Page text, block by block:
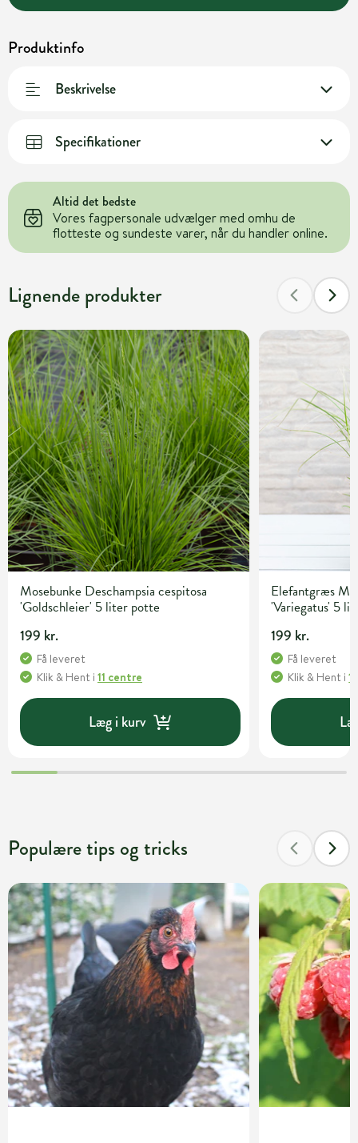
Produktinfo
Beskrivelse
Specifikationer
Altid det bedste
Vores fagpersonale udvælger med omhu de
flotteste og sundeste varer, når du handler online.
Lignende produkter
Mosebunke Deschampsia cespitosa
'Goldschleier' 5 liter potte
199 kr.
Få leveret
Klik & Hent i 11 centre
Læg i kurv
Elefantgræs
'Variegatus' 5
199 kr.
Få leveret
Klik & Hent i
Populære tips og tricks